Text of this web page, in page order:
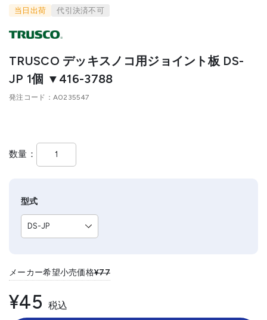
当日出荷 代引決済不可
TRUSCO デッキスノコ用ジョイント板 DS-
JP 1個 ▼416-3788
発注コード A0235547
数量
型式
メーカー希望小売価格¥77
¥45 税込